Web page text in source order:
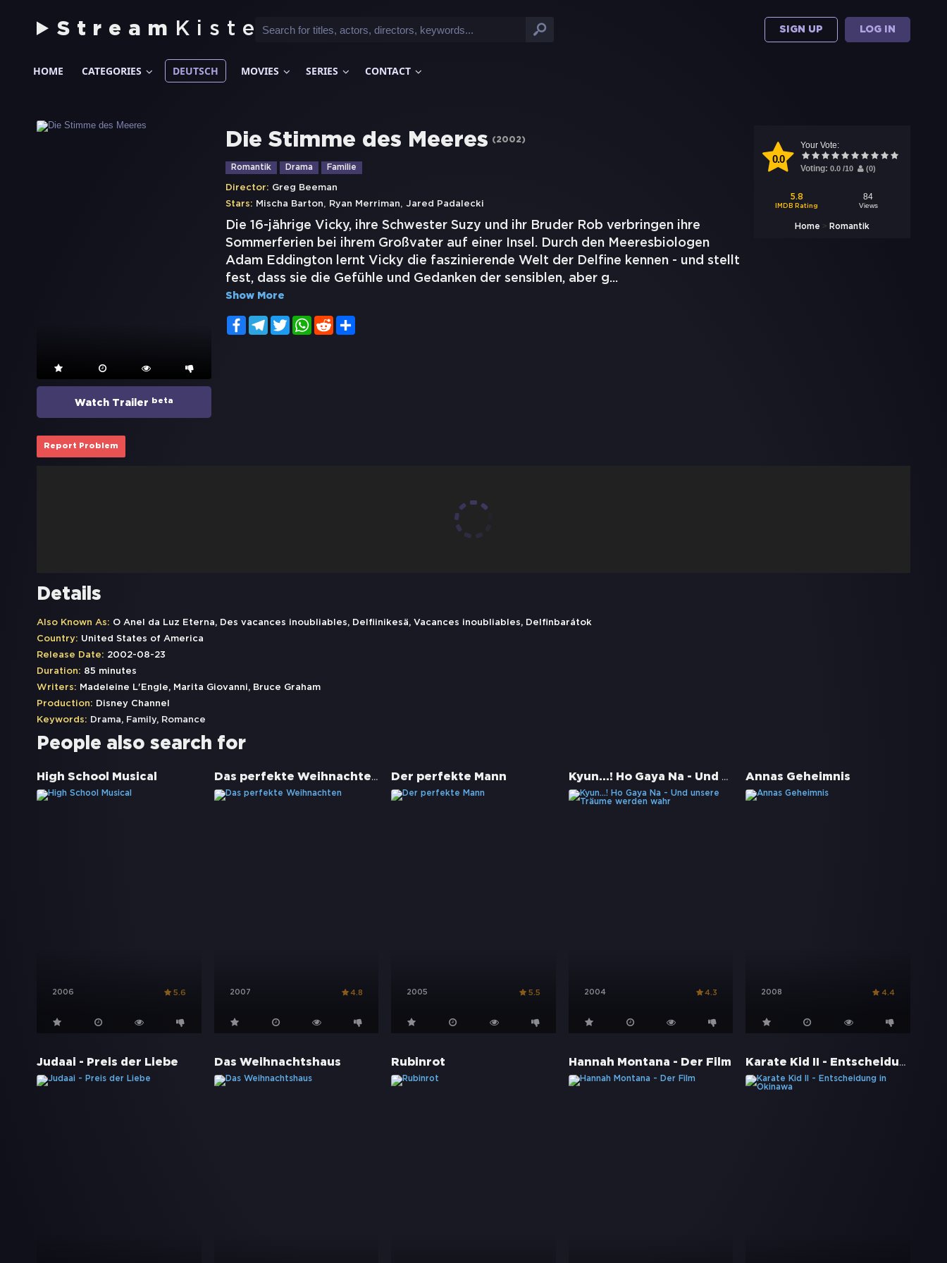
Stream Kiste SIGN UP LOG IN
HOME CATEGORIES DEUTSCH MOVIES SERIES CONTACT
Watch Trailer beta
0.0
Your Vote:
Voting: 0.0 /10 (0)
5.8
IMDB Rating
84
Views
Home > Romantik
Die Stimme des Meeres (2002)
Romantik Drama Familie
Director: Greg Beeman
Stars: Mischa Barton, Ryan Merriman, Jared Padalecki
Die 16-jährige Vicky, ihre Schwester Suzy und ihr Bruder Rob verbringen ihre
Sommerferien bei ihrem Großvater auf einer Insel. Durch den Meeresbiologen
Adam Eddington lernt Vicky die faszinierende Welt der Delfine kennen - und stellt
fest, dass sie die Gefühle und Gedanken der sensiblen, aber g...
Show More
FacebookTelegramTwitterWhatsApp
Reddit
Report Problem
Details
Also Known As: O Anel da Luz Eterna, Des vacances inoubliables, Delfiinikesä, Vacances inoubliables, Delfinbarátok
Country: United States of America
Release Date: 2002-08-23
Duration: 85 minutes
Writers: Madeleine L'Engle, Marita Giovanni, Bruce Graham
Production: Disney Channel
Keywords: Drama, Family, Romance
People also search for
High School Musical
2006 5.6
Das perfekte Weihnachten
2007 4.8
Der perfekte Mann
2005 5.5
Kyun...! Ho Gaya Na - Und unsere Träume werden wahr
2004 4.3
Annas Geheimnis
2008 4.4
Judaai - Preis der Liebe Das Weihnachtshaus Rubinrot Hannah Montana - Der Film Karate Kid II - Entscheidung in Okinawa